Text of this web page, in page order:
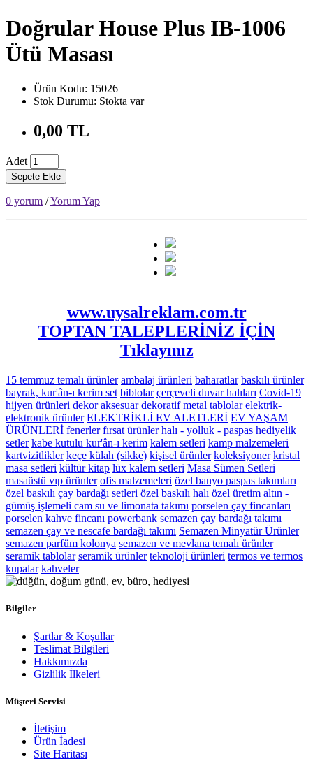
Doğrular House Plus IB-1006
Ütü Masası
Ürün Kodu: 15026
Stok Durumu: Stokta var
0,00 TL
Adet
Sepete Ekle
0 yorum /Yorum Yap
www.uysalreklam.com.tr
TOPTAN TALEPLERİNİZ İÇİN
Tıklayınız
15 temmuz temalı ürünler ambalaj ürünleri baharatlar baskılı ürünler
bayrak, kur'ân-ı kerim set biblolar çerçeveli duvar halıları Covid-19
hijyen ürünleri dekor aksesuar dekoratif metal tablolar elektrik-
elektronik ürünler ELEKTRİKLİ EV ALETLERİ EV YAŞAM
ÜRÜNLERİ fenerler fırsat ürünler halı - yolluk - paspas hediyelik
setler kabe kutulu kur'ân-ı kerim kalem setleri kamp malzemeleri
kartvizitlikler keçe külah (sikke) kişisel ürünler koleksiyoner kristal
masa setleri kültür kitap lüx kalem setleri Masa Sümen Setleri
masaüstü vıp ürünler ofis malzemeleri özel banyo paspas takımları
özel baskılı çay bardağı setleri özel baskılı halı özel üretim altın -
gümüş işlemeli cam su ve limonata takımı porselen çay fincanları
porselen kahve fincanı powerbank semazen çay bardağı takımı
semazen çay ve nescafe bardağı takımı Semazen Minyatür Ürünler
semazen parfüm kolonya semazen ve mevlana temalı ürünler
seramik tablolar seramik ürünler teknoloji ürünleri termos ve termos
kupalar kahveler
Bilgiler
Şartlar & Koşullar
Teslimat Bilgileri
Hakkımızda
Gizlilik İlkeleri
Müşteri Servisi
İletişim
Ürün İadesi
Site Haritası